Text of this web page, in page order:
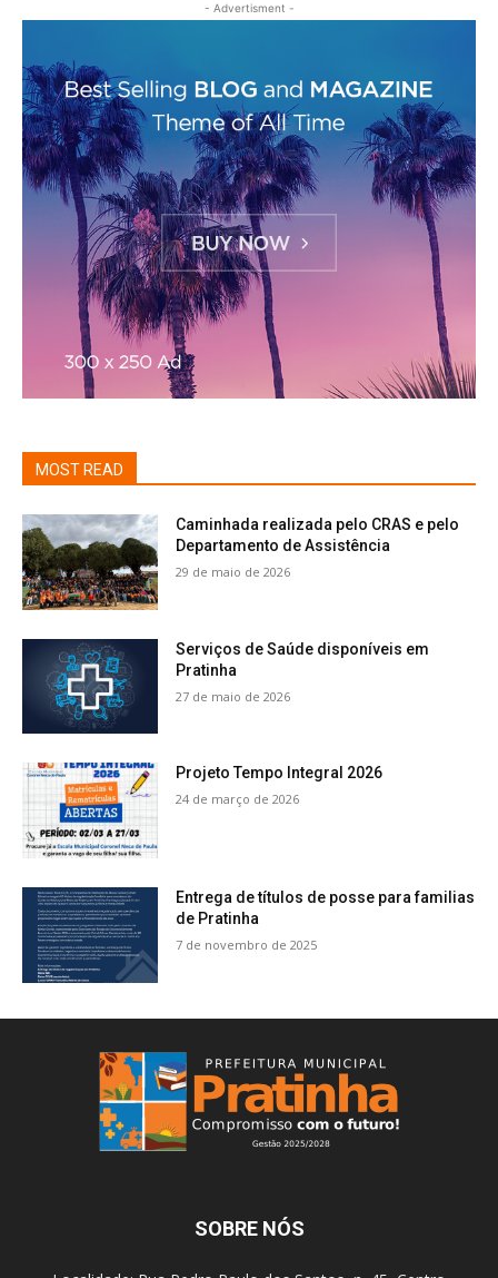
- Advertisment -
MOST READ
Caminhada realizada pelo CRAS e pelo
Departamento de Assistência
29 de maio de 2026
Serviços de Saúde disponíveis em
Pratinha
27 de maio de 2026
Projeto Tempo Integral 2026
24 de março de 2026
Entrega de títulos de posse para familias
de Pratinha
7 de novembro de 2025
SOBRE NÓS